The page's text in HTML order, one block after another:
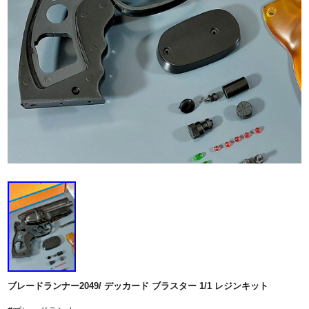
ブレードランナー2049/ デッカード ブラスター 1/1 レジンキット